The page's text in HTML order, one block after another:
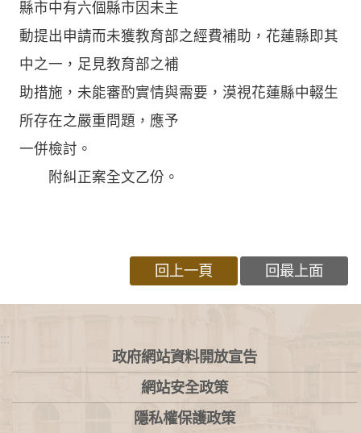
縣市中有六個縣市因未主
動提出申請而未獲教育部之經費補助，花蓮縣即其
中之一，足見教育部之補
助措施，未能審酌實情與需要，漠視花蓮縣中輟生
所存在之嚴重問題，應予
一併檢討。
附糾正案全文乙份。
回上一頁 回最上面
:::
政府網站資料開放宣告
網站安全政策
隱私權保護政策